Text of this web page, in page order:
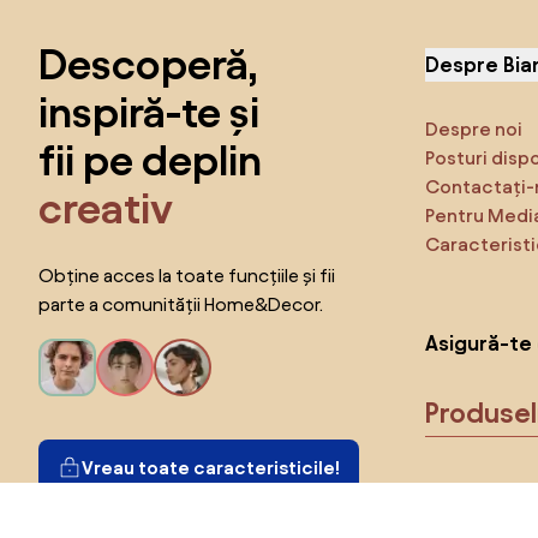
Descoperă,
inspiră-te și
fii pe deplin
creativ
Obține acces la toate funcțiile și fii
parte a comunității Home&Decor.
Vreau toate caracteristicile!
Despre
Despre noi
Posturi
Contactați-
Pentru
Asigură-te
Produse